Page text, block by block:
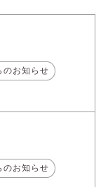
お知らせ
お知らせ